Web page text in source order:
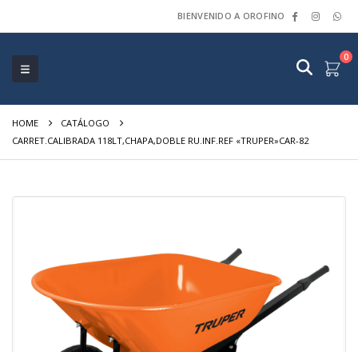
BIENVENIDO A OROFINO
0
HOME
CATÁLOGO
CARRET.CALIBRADA 118LT,CHAPA,DOBLE RU.INF.REF «TRUPER»CAR-82